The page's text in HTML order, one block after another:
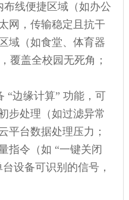
线便捷区域（如办公
网，传输稳定且抗干
域（如食堂、体育器
覆盖全校园无死角；
“边缘计算” 功能，可
步处理（如过滤异常
平台数据处理压力；
指令（如 “一键关闭
设备可识别的信号，